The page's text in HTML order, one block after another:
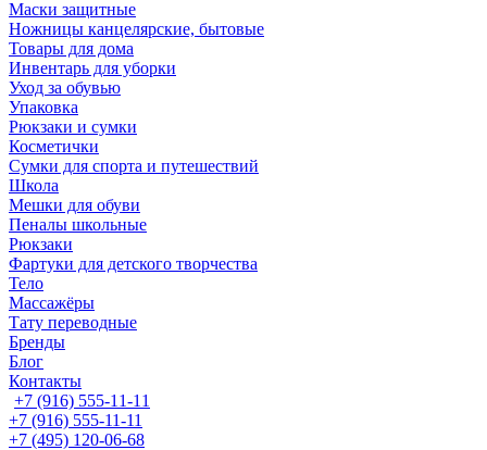
Маски защитные
Ножницы канцелярские, бытовые
Товары для дома
Инвентарь для уборки
Уход за обувью
Упаковка
Рюкзаки и сумки
Косметички
Сумки для спорта и путешествий
Школа
Мешки для обуви
Пеналы школьные
Рюкзаки
Фартуки для детского творчества
Тело
Массажёры
Тату переводные
Бренды
Блог
Контакты
+7 (916) 555-11-11
+7 (916) 555-11-11
+7 (495) 120-06-68